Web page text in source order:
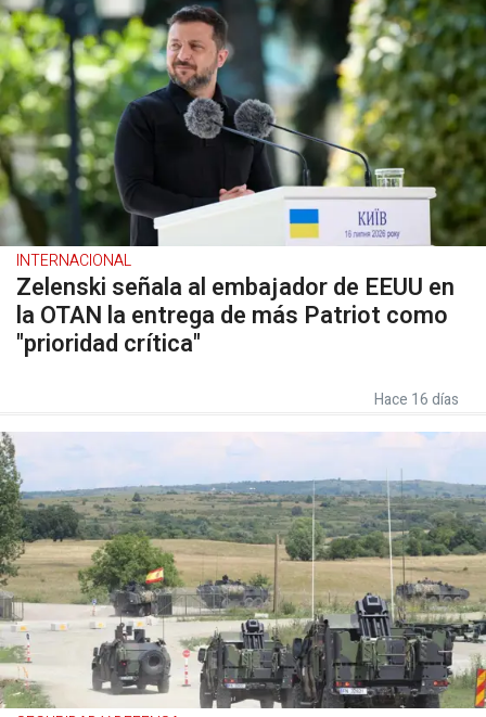
INTERNACIONAL
Zelenski señala al embajador de EEUU en
la OTAN la entrega de más Patriot como
"prioridad crítica"
Hace 16 días